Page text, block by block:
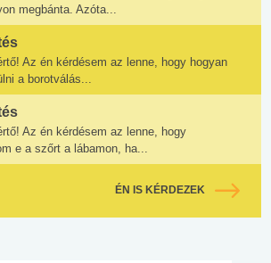
megbánta. Azóta...
Az én kérdésem az lenne, hogy hogyan
a borotválás...
Az én kérdésem az lenne, hogy
e a szőrt a lábamon, ha...
ÉN IS KÉRDEZEK